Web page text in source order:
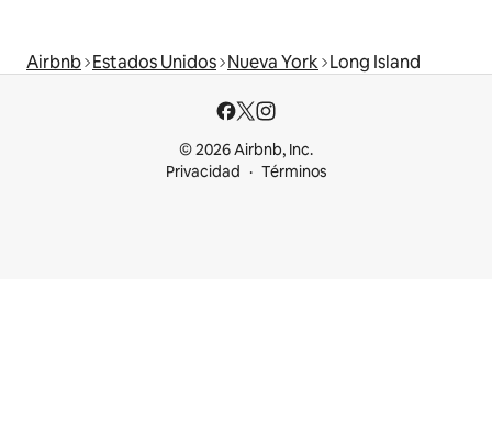
Airbnb Estados Unidos Nueva York Long Island
© 2026 Airbnb, Inc.
Privacidad
Términos